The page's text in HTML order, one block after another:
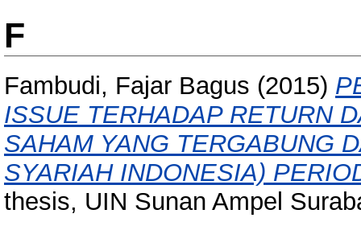
F
Fambudi, Fajar Bagus (2015)
ISSUE TERHADAP RETURN
SAHAM YANG TERGABUNG
SYARIAH INDONESIA)
thesis, UIN Sunan Ampel